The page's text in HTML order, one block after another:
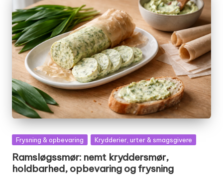
Posted
Frysning & opbevaring Krydderier, urter & smagsgivere
Ramsløgssmør: nemt kryddersmør,
holdbarhed, opbevaring og frysning